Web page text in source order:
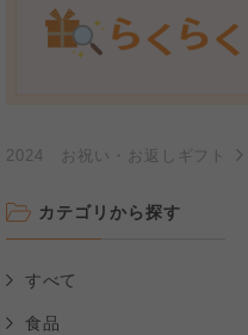
2024 お祝い・お返しギフト
カテゴリから探す
すべて
食品